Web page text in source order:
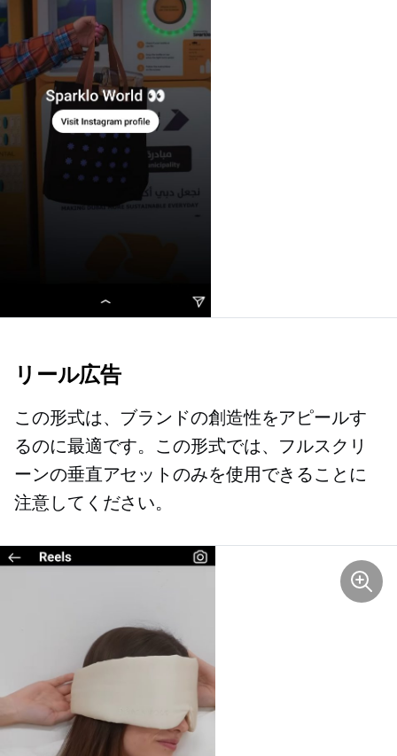
リール広告
この形式は、ブランドの創造性をアピールす
るのに最適です。この形式では、フルスクリ
ーンの垂直アセットのみを使用できることに
注意してください。